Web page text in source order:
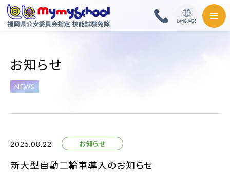
料金・取扱免許
普通自動車
お知らせ
NEWS
2025.08.22 お知らせ
新大型自動二輪車導入のお知らせ